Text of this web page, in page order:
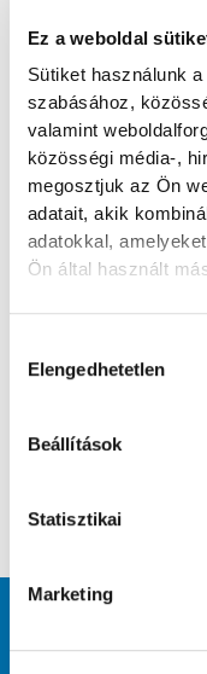
Ez a weboldal
Sütiket használunk
szabásához,
valamint
közösségi média-,
megosztjuk az Ön
adatait, akik
adatokkal,
Ön által használt
kiválasztása
Elengedhetetlen
Beállítások
Statisztikai
Marketing
tevékenységével
Adatkezelési
kezeli.
Adatkezelési
(A dokumentum
Reader szükséges.
nincs telepítve a